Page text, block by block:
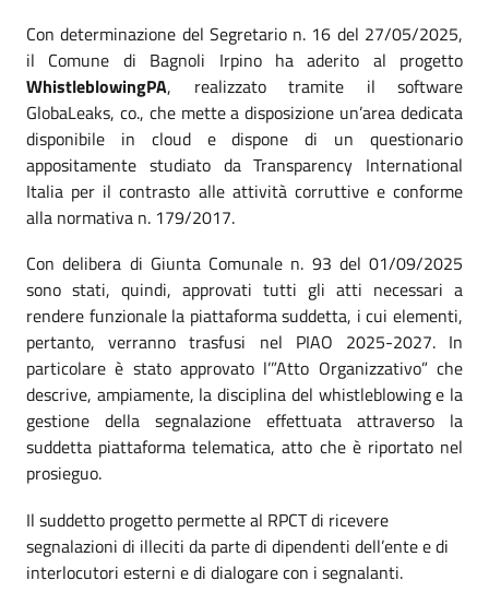
Con determinazione del Segretario n. 16 del 27/05/2025,
il Comune di Bagnoli Irpino ha aderito al progetto
WhistleblowingPA, realizzato tramite il software
GlobaLeaks, co., che mette a disposizione un’area dedicata
disponibile in cloud e dispone di un questionario
appositamente studiato da Transparency International
Italia per il contrasto alle attività corruttive e conforme
alla normativa n. 179/2017.
Con delibera di Giunta Comunale n. 93 del 01/09/2025
sono stati, quindi, approvati tutti gli atti necessari a
rendere funzionale la piattaforma suddetta, i cui elementi,
pertanto, verranno trasfusi nel PIAO 2025-2027. In
particolare è stato approvato l’”Atto Organizzativo” che
descrive, ampiamente, la disciplina del whistleblowing e la
gestione della segnalazione effettuata attraverso la
suddetta piattaforma telematica, atto che è riportato nel
prosieguo.
Il suddetto progetto permette al RPCT di ricevere
segnalazioni di illeciti da parte di dipendenti dell’ente e di
interlocutori esterni e di dialogare con i segnalanti.